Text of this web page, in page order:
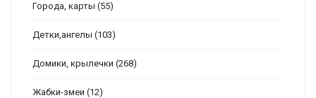
Города, карты (55)
Детки,ангелы (103)
Домики, крылечки (268)
Жабки-змеи (12)